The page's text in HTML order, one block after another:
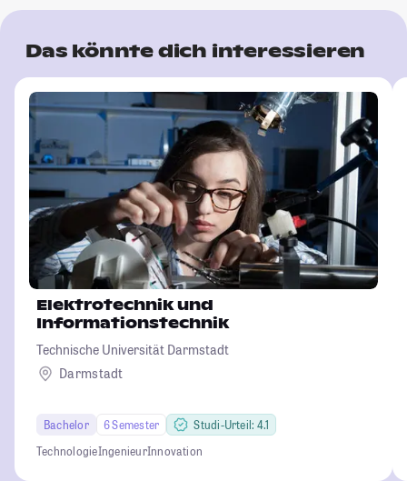
Das könnte dich interessieren
Elektrotechnik und
Informationstechnik
Technische Universität Darmstadt
Darmstadt
Bachelor 6 Semester
Studi-Urteil: 4.1
TechnologieIngenieurInnovation